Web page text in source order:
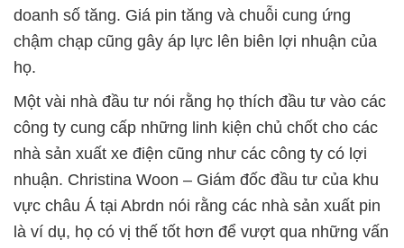
doanh số tăng. Giá pin tăng và chuỗi cung ứng
chậm chạp cũng gây áp lực lên biên lợi nhuận của
họ.
Một vài nhà đầu tư nói rằng họ thích đầu tư vào các
công ty cung cấp những linh kiện chủ chốt cho các
nhà sản xuất xe điện cũng như các công ty có lợi
nhuận. Christina Woon – Giám đốc đầu tư của khu
vực châu Á tại Abrdn nói rằng các nhà sản xuất pin
là ví dụ, họ có vị thế tốt hơn để vượt qua những vấn